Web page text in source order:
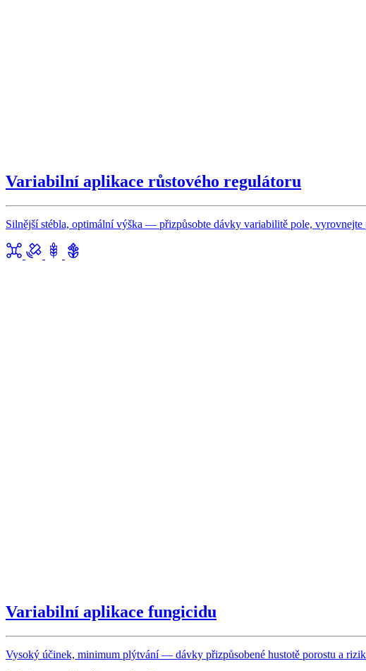
Variabilní aplikace růstového regulátoru
Silnější stébla, optimální výška — přizpůsobte dávky variabilitě pole,
Variabilní aplikace fungicidu
Vysoký účinek, minimum plýtvání — dávky přizpůsobené hustotě porostu a